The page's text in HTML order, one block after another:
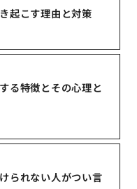
起こす理由と対策
る特徴とその心理と
られない人がつい言